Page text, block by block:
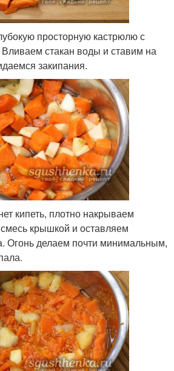
просторную кастрюлю с
стакан воды и ставим на
закипания.
кипеть, плотно накрываем
крышкой и оставляем
Огонь делаем почти минимальным,